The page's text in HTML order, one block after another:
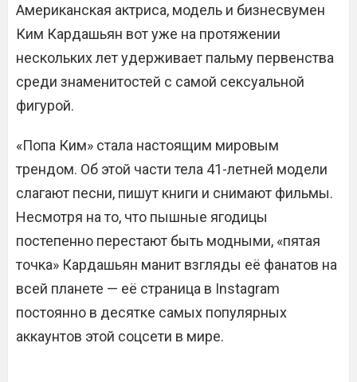
Американская актриса, модель и бизнесвумен
Ким Кардашьян вот уже на протяжении
нескольких лет удерживает пальму первенства
среди знаменитостей с самой сексуальной
фигурой.
«Попа Ким» стала настоящим мировым
трендом. Об этой части тела 41-летней модели
слагают песни, пишут книги и снимают фильмы.
Несмотря на то, что пышные ягодицы
постепенно перестают быть модными, «пятая
точка» Кардашьян манит взгляды её фанатов на
всей планете — её страница в Instagram
постоянно в десятке самых популярных
аккаунтов этой соцсети в мире.